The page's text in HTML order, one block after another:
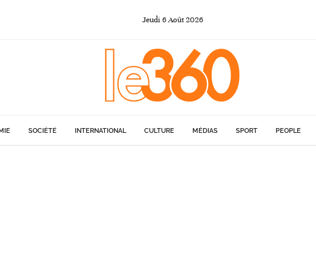
Jeudi 6Août 2026
SOCIÉTÉ INTERNATIONAL CULTURE MÉDIAS SPORT PEOPLE